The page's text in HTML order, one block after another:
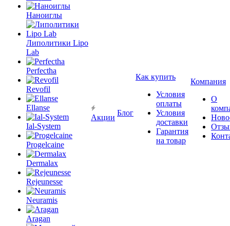
Наноиглы
Липолитики Lipo
Lab
Perfectha
Revofil
Ellanse
Ial-System
Progelcaine
Dermalax
Rejeunesse
Neuramis
Aragan
Акции
Блог
Как купить
Условия
оплаты
Условия
доставки
Гарантия
на товар
Компания
О